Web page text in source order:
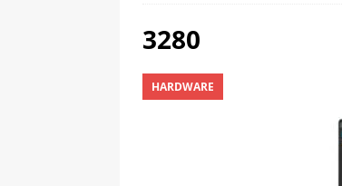
[ 09-05-2025 ]
3280
HARDWARE